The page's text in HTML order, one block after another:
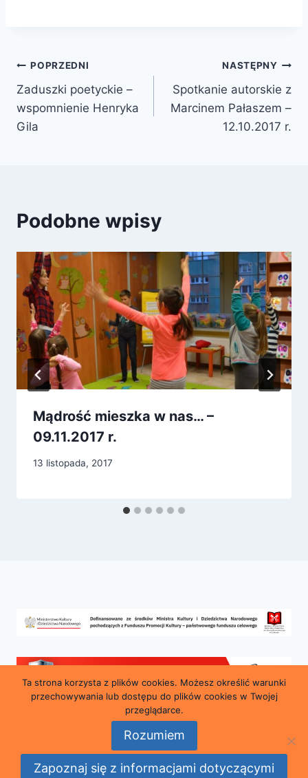
Nawigacja
wpisu
POPRZEDNI
Zaduszki poetyckie –
wspomnienie Henryka
Gila
NASTĘPNY
Spotkanie autorskie z
Marcinem Pałaszem –
12.10.2017 r.
Podobne wpisy
Mądrość mieszka w nas… –
09.11.2017 r.
13 listopada, 2017
© 2026 Miejska i Powiatowa Biblioteka Publiczna
im. Marii Konopnickiej w Lubaniu
Ta strona korzysta z plików cookies. Możesz określić warunki
przechowywania lub dostępu do plików cookies w Twojej
przeglądarce.
Rozumiem
Zapoznaj się z informacjami dotyczącymi